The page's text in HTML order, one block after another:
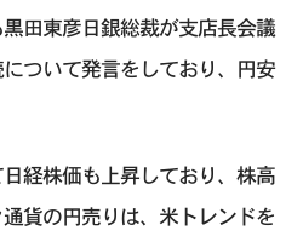
田東彦日銀総裁が支店長会議
ついて発言をしており、円安
経株価も上昇しており、株高
貨の円売りは、米トレンドを